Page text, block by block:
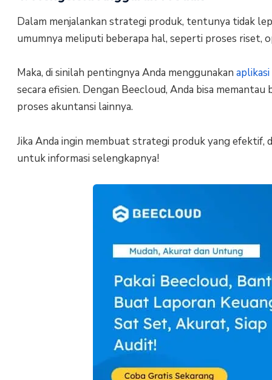
Dalam menjalankan strategi produk, tentunya tidak
umumnya meliputi beberapa hal, seperti proses riset,
Maka, di sinilah pentingnya Anda menggunakan
secara efisien. Dengan Beecloud, Anda bisa
proses akuntansi lainnya.
Jika Anda ingin membuat strategi produk yang efektif,
untuk informasi selengkapnya!